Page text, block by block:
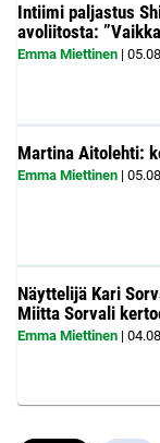
Intiimi paljastus
avoliitosta:
Emma Miettinen |
Martina Aitolehti:
Emma Miettinen |
Näyttelijä Kari
Miitta Sorvali
Emma Miettinen |